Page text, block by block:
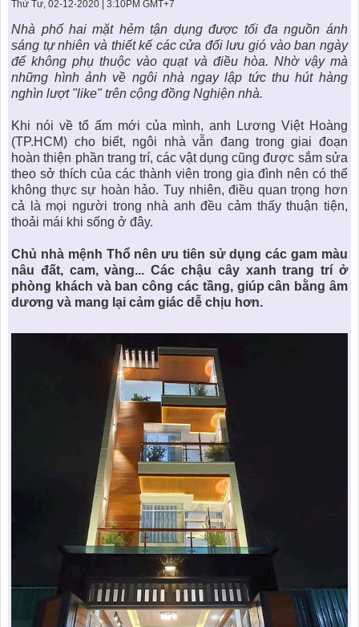
THÀNH ĐÔNG VỚI XÃ HÔI
BẮC
THƯ VIỆN PHÁP LUẬT
LIÊN HỆ & GIẢI ĐÁP
KIẾN TRÚC & PHONG THUỶ
TIN TỨC CÔNG TY
TIN TỨC TỔNG HỢP
Thứ Tư, 02-12-2020 | 3:10PM GMT+7
Nhà phố hai mặt hẻmtận dụng được tối đa nguồn ánh
sáng tự nhiên và thiết kế các cửa đối lưu gió vào ban ngày
để không phụ thuộc vào quạt và điều hòa. Nhờ vậy mà
những hình ảnh về ngôi nhà ngay lập tức thu hút hàng
nghìn lượt "like" trên cộng đồng Nghiện nhà.
Khi nói về tổ ấm mới của mình, anh Lương Việt Hoàng
(TP.HCM) cho biết, ngôi nhà vẫn đang trong giai đoạn
hoàn thiện phần trang trí, các vật dụng cũng được sắm sửa
theo sở thích của các thành viên trong gia đình nên có thể
không thực sự hoàn hảo. Tuy nhiên, điều quan trọng hơn
cả là mọi người trong nhà anh đều cảm thấy thuận tiện,
thoải mái khi sống ở đây.
Chủ nhà mệnh Thổnên ưu tiên sử dụng các gam màu
nâu đất, cam, vàng... Các chậu cây xanh trang trí ở
phòng khách và ban công các tầng, giúp cân bằng âm
dương và mang lại cảm giác dễ chịu hơn.